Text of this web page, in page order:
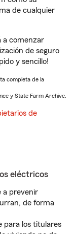
de cualquier
a comenzar
de seguro
y sencillo!
completa de la
y State Farm Archive.
de
eléctricos
a prevenir
de forma
para los titulares